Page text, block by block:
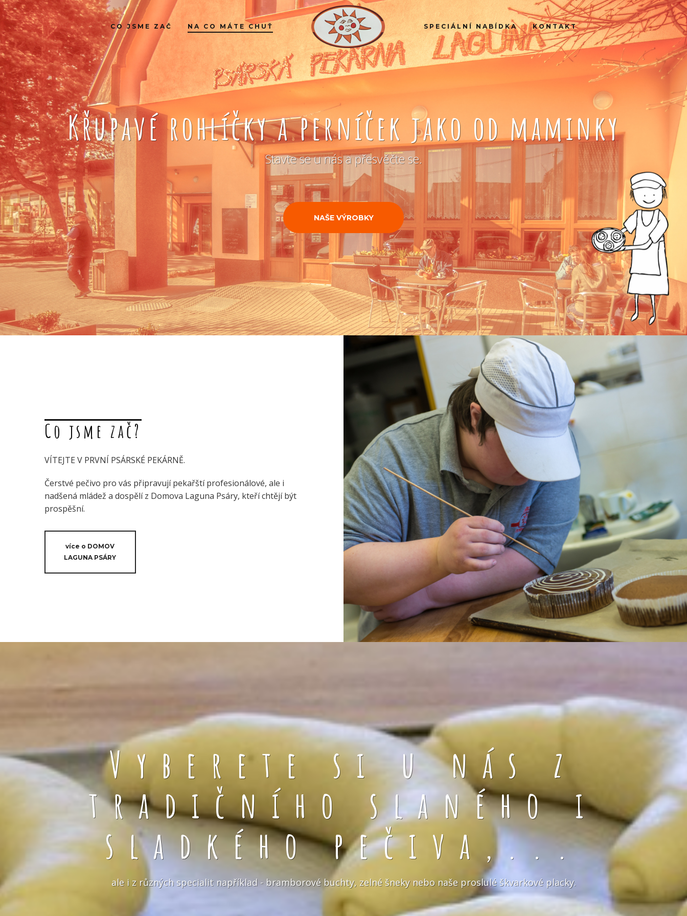
CO JSME ZAČ NA CO MÁTE CHUŤ SPECIÁLNÍ NABÍDKA KONTAKT
Křupavé rohlíčky a perníček jako od maminky
Stavte se u nás a přesvěčte se.
NAŠE VÝROBKY
Co jsme zač?
VÍTEJTE V PRVNÍ PSÁRSKÉ PEKÁRNĚ.
Čerstvé pečivo pro vás připravují pekařští profesionálové, ale i
nadšená mládež a dospělí z Domova Laguna Psáry, kteří chtějí být
prospěšní.
více o DOMOV
LAGUNA PSÁRY
Vyberete si u nás z
tradičního slaného i
sladkého pečiva,...
ale i z různých specialit například - bramborové buchty, zelné šneky nebo naše proslulé škvarkové placky.